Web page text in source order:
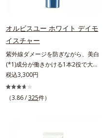
ニンが過剰に生成する状態*3 メラ
を防ぐ*4 コラーゲン・トリペプチ
ド Ｆ
オルビスユー ホワイト デイモ
イスチャー
紫外線ダメージを防ぎながら、美白
(*1)成分が働きかける1本2役で大人
の肌を守りぬく。若々しく透明感の
ある美肌を構成する要素と、年齢肌
(*2)のメラニン生成にアプローチし
の底上げを図ります。さらに、シミ
税込3,300円
（3.86 /325件）